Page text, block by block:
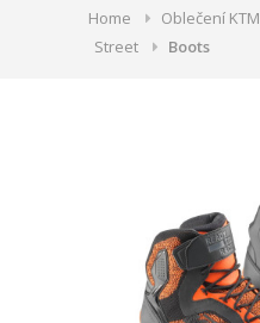
Home Oblečení KTM
Street
Boots